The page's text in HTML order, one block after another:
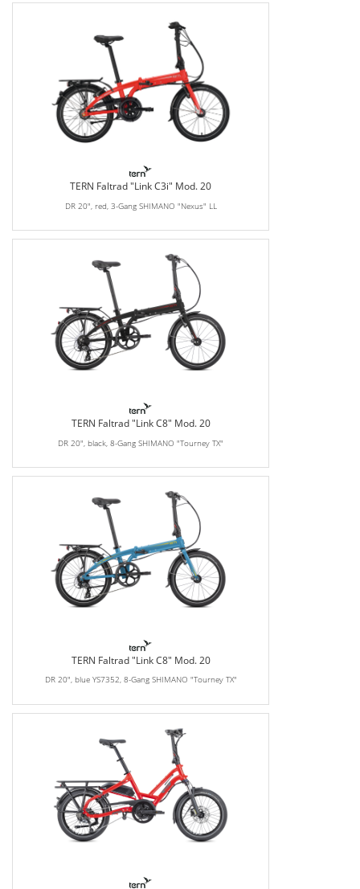
TERN Faltrad "Link C3i" Mod. 20
DR 20", red, 3-Gang SHIMANO "Nexus" LL
TERN Faltrad "Link C8" Mod. 20
DR 20", black, 8-Gang SHIMANO "Tourney TX"
TERN Faltrad "Link C8" Mod. 20
DR 20", blue YS7352, 8-Gang SHIMANO "Tourney TX"